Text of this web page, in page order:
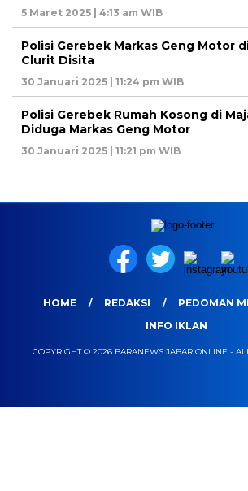
5 Maret 2025 | 4:13 am WIB
Polisi Gerebek Markas Geng Motor
Clurit Disita
30 Januari 2025 | 11:24 pm WIB
Polisi Gerebek Rumah Kosong di
Diduga Markas Geng Motor
30 Januari 2025 | 11:21 pm WIB
HOME REDAKSI
PEDOMAN
INFO IKLAN
COPYRIGHT © 2026 BARANEWS JABAR ONLINE -